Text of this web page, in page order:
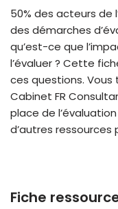
50% des acteurs de
des démarches
qu’est-ce que
l’évaluer ? Cette
ces questions. Vous
Cabinet FR
place de
d’autres ressources
Fiche